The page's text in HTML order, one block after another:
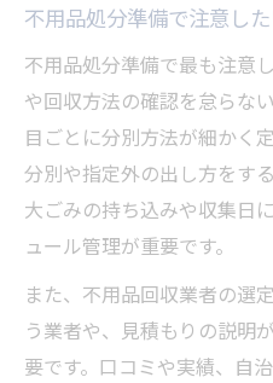
不用品処分準備で注意し
不用品処分準備で最も注意
や回収方法の確認を怠らな
目ごとに分別方法が細かく
分別や指定外の出し方をす
大ごみの持ち込みや収集日
ュール管理が重要です。
また、不用品回収業者の選
う業者や、見積もりの説明
要です。口コミや実績、自